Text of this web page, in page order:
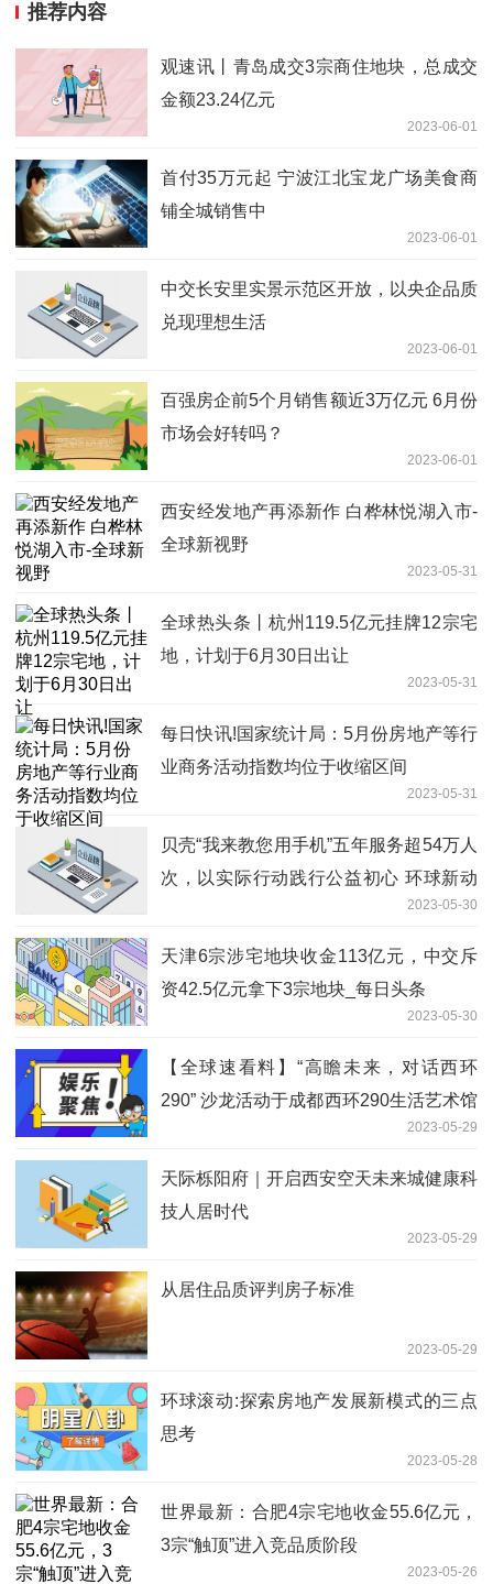
推荐内容
观速讯丨青岛成交3宗商住地块，总成交
金额23.24亿元
2023-06-01
首付35万元起 宁波江北宝龙广场美食商
铺全城销售中
2023-06-01
中交长安里实景示范区开放，以央企品质
兑现理想生活
2023-06-01
百强房企前5个月销售额近3万亿元 6月份
市场会好转吗？
2023-06-01
西安经发地产再添新作 白桦林悦湖入市-
全球新视野
2023-05-31
全球热头条丨杭州119.5亿元挂牌12宗宅
地，计划于6月30日出让
2023-05-31
每日快讯!国家统计局：5月份房地产等行
业商务活动指数均位于收缩区间
2023-05-31
贝壳“我来教您用手机”五年服务超54万人
次，以实际行动践行公益初心 环球新动
2023-05-30
天津6宗涉宅地块收金113亿元，中交斥
资42.5亿元拿下3宗地块_每日头条
2023-05-30
【全球速看料】“高瞻未来，对话西环
290” 沙龙活动于成都西环290生活艺术馆
2023-05-29
天际栎阳府｜开启西安空天未来城健康科
技人居时代
2023-05-29
从居住品质评判房子标准
2023-05-29
环球滚动:探索房地产发展新模式的三点
思考
2023-05-28
世界最新：合肥4宗宅地收金55.6亿元，
3宗“触顶”进入竞品质阶段
2023-05-26